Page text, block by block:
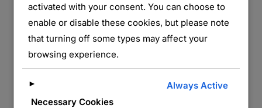
Badonviller
Champs de
Bataille,France,Grand Est
activated with your consent. You can choose to
enable or disable these cookies, but please note
that turning off some types may affect your
browsing experience.
►
Necessary Cookies
Always Active